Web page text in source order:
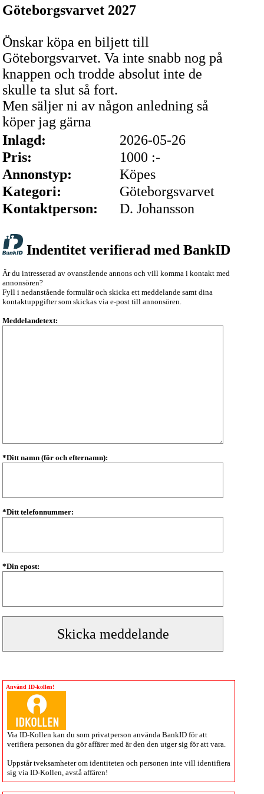
Göteborgsvarvet 2027
Önskar köpa en biljett till
Göteborgsvarvet. Va inte snabb nog på
knappen och trodde absolut inte de
skulle ta slut så fort.
Men säljer ni av någon anledning så
köper jag gärna
Inlagd:
2026-05-26
Pris:
1000 :-
Annonstyp:
Köpes
Kategori:
Göteborgsvarvet
Kontaktperson:
D. Johansson
Indentitet verifierad med BankID
Är du intresserad av ovanstående annons och vill komma i kontakt med
annonsören?
Fyll i nedanstående formulär och skicka ett meddelande samt dina
kontaktuppgifter som skickas via e-post till annonsören.
Meddelandetext:
*Ditt namn (för och efternamn):
*Ditt telefonnummer:
*Din epost:
Använd ID-kollen!
Via ID-Kollen kan du som privatperson använda BankID för att
verifiera personen du gör affärer med är den den utger sig för att vara.
Uppstår tveksamheter om identiteten och personen inte vill identifiera
sig via ID-Kollen , avstå affären!